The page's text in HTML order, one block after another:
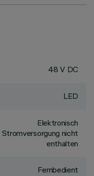
48 V DC
LED
Elektronisch
Stromversorgung nicht
enthalten
Fernbedient